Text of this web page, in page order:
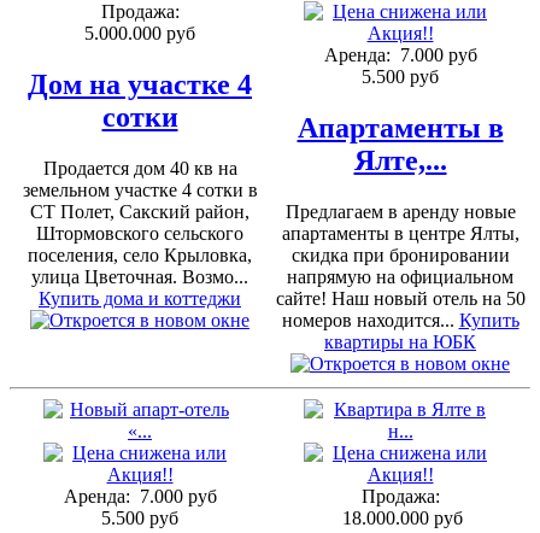
Продажа:
5.000.000 руб
Дом на участке 4
сотки
Продается дом 40 кв на
земельном участке 4 сотки в
СТ Полет, Сакский район,
Штормовского сельского
поселения, село Крыловка,
улица Цветочная. Возмо...
Купить дома и коттеджи
Аренда: 7.000 руб
5.500 руб
Апартаменты в
Ялте,...
Предлагаем в аренду новые
апартаменты в центре Ялты,
скидка при бронировании
напрямую на официальном
сайте! Наш новый отель на 50
номеров находится... Купить
квартиры на ЮБК
Аренда: 7.000 руб
5.500 руб
Продажа:
18.000.000 руб